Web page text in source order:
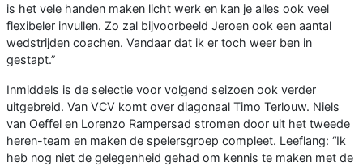
is het vele handen maken licht werk en kan je alles ook veel
flexibeler invullen. Zo zal bijvoorbeeld Jeroen ook een aantal
wedstrijden coachen. Vandaar dat ik er toch weer ben in
gestapt.”
Inmiddels is de selectie voor volgend seizoen ook verder
uitgebreid. Van VCV komt over diagonaal Timo Terlouw. Niels
van Oeffel en Lorenzo Rampersad stromen door uit het tweede
heren-team en maken de spelersgroep compleet. Leeflang: “Ik
heb nog niet de gelegenheid gehad om kennis te maken met de